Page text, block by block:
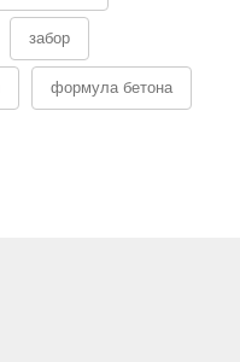
забор
формула бетона